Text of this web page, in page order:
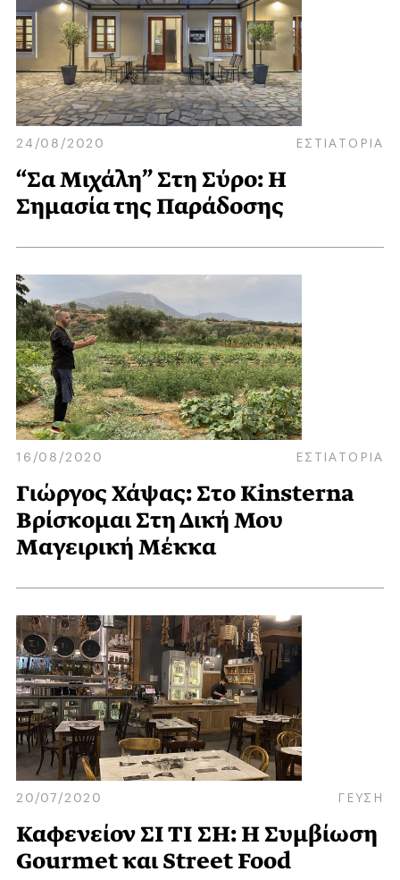
24/08/2020 ΕΣΤΙΑΤΟΡΙΑ
“Σα Μιχάλη” Στη Σύρο: Η
Σημασία της Παράδοσης
16/08/2020 ΕΣΤΙΑΤΟΡΙΑ
Γιώργος Χάψας: Στο Kinsterna
Βρίσκομαι Στη Δική Μου
Μαγειρική Μέκκα
20/07/2020 ΓΕΥΣΗ
Καφενείον ΣΙ ΤΙ ΣΗ: Η Συμβίωση
Gourmet και Street Food